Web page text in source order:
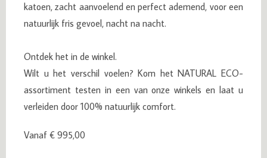
katoen, zacht aanvoelend en perfect ademend, voor een
natuurlijk fris gevoel, nacht na nacht.
Ontdek het in de winkel.
Wilt u het verschil voelen? Kom het NATURAL ECO-
assortiment testen in een van onze winkels en laat u
verleiden door 100% natuurlijk comfort.
Vanaf € 995,00